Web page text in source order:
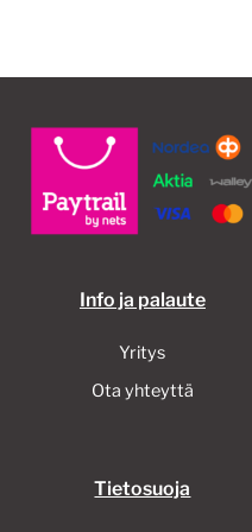
Info ja palaute
Yritys
Ota yhteyttä
Tietosuoja